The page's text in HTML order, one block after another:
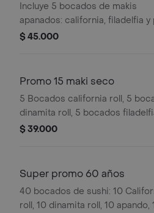
Incluye 5 bocados de makis
apanados: california, filadelfia y
oriental, más bebida de la casa.
$ 45.000
Promo 15 maki seco
5 Bocados california roll, 5
dinamita roll, 5 bocados
bebida de la casa.
$ 39.000
Super promo 60 años
40 bocados de sushi: 10
roll, 10 dinamita roll, 10 apando,